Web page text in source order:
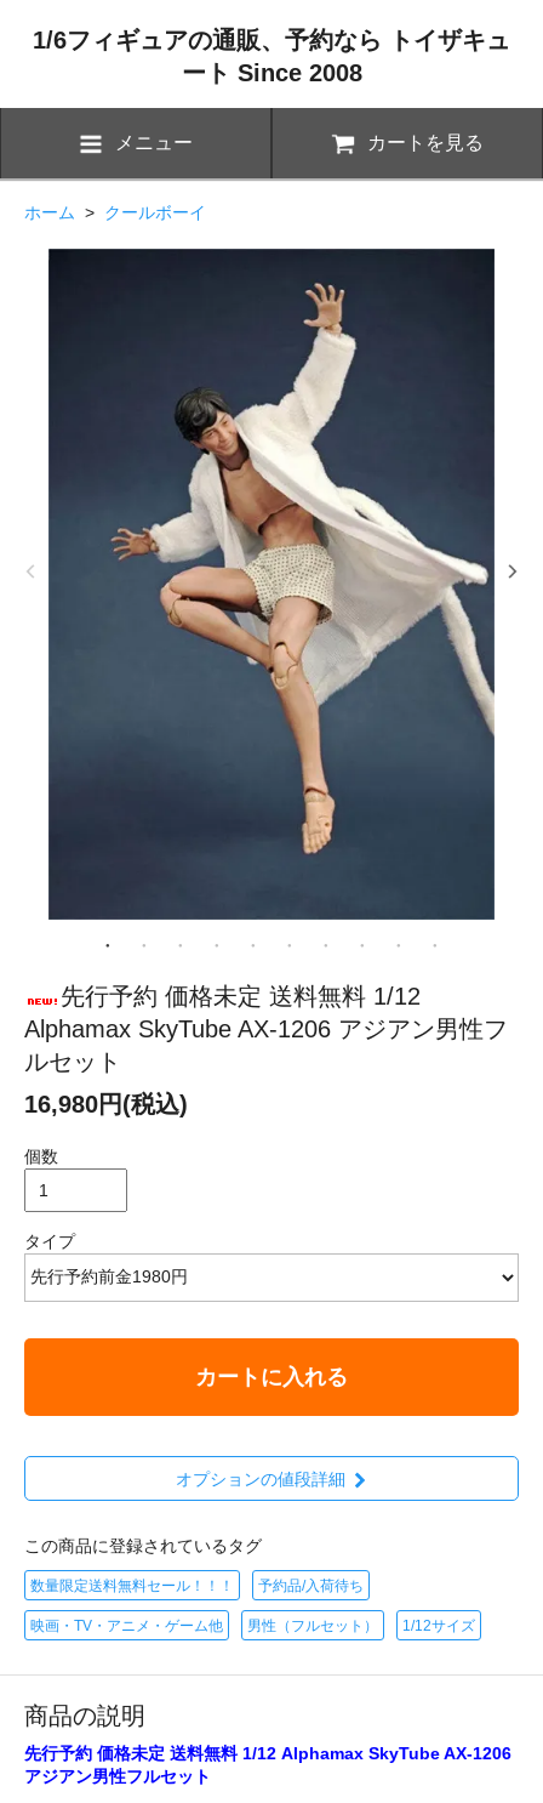
1/6フィギュアの通販、予約なら トイザキュ
ート Since 2008
メニュー カートを見る
ホーム > クールボーイ
先行予約 価格未定 送料無料 1/12
Alphamax SkyTube AX-1206 アジアン男性フ
ルセット
16,980円(税込)
個数
タイプ
カートに入れる
オプションの値段詳細
この商品に登録されているタグ
数量限定送料無料セール！！！ 予約品/入荷待ち
映画・TV・アニメ・ゲーム他 男性（フルセット） 1/12サイズ
商品の説明
先行予約 価格未定 送料無料 1/12 Alphamax SkyTube AX-1206
アジアン男性フルセット